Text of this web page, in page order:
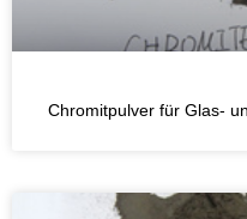
Chromitpulver für Glas-